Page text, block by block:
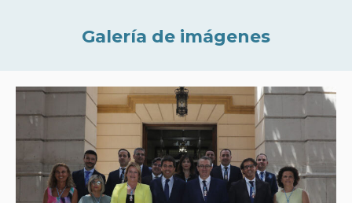
Galería de imágenes